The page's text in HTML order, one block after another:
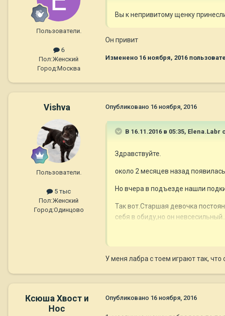
Пользователи.
6
Пол:Женский
Город:Москва
Вы к непривитому щенку
Он привит
Изменено 16 ноября, 2016
Vishva
Пользователи.
5 тыс
Пол:Женский
Город:Одинцово
Опубликовано 16 ноября, 2016
В 16.11.2016 в 05:35, Elena.Labr
Здравствуйте.
около 2 месяцев назад
Но вчера в подъезде нашли
Так вот.Старшая девочка
себя в обиду,но он невсесильный..
У меня лабра с тоем играют так,
Ксюша Хвост и
Нос
Опубликовано 16 ноября, 2016